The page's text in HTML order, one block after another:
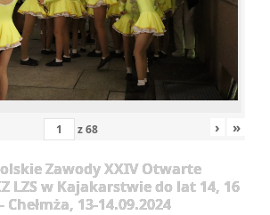
z68 › »
Zawody XXIV Otwarte
LZS w Kajakarstwie do lat 14, 16
Chełmża, 13-14.09.2024